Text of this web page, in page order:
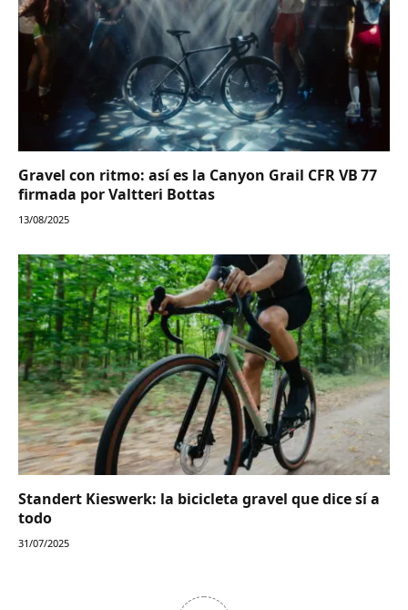
Gravel con ritmo: así es la Canyon Grail CFR VB 77
firmada por Valtteri Bottas
13/08/2025
Standert Kieswerk: la bicicleta gravel que dice sí a
todo
31/07/2025